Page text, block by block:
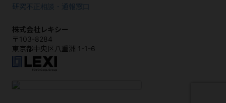
2025年10月3日～4日
2025年9月25日
第74回東日本整形災害外科学会
2025年9月17-18日
ンライン（Zoom）で録画再配信いたしました。
研究不正相談・通報窓口
株式会社レキシー
〒103-8284
東京都中央区八重洲 1-1-6